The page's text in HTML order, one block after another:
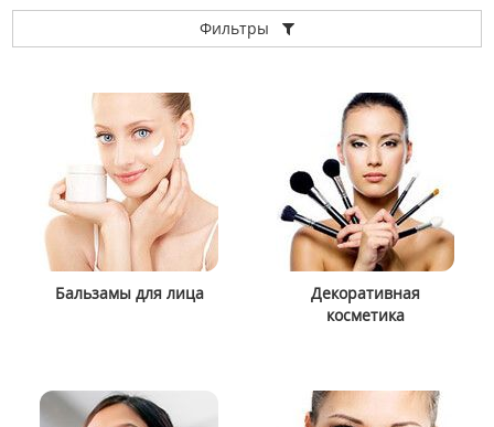
Фильтры
Бальзамы для лица
Декоративная
косметика